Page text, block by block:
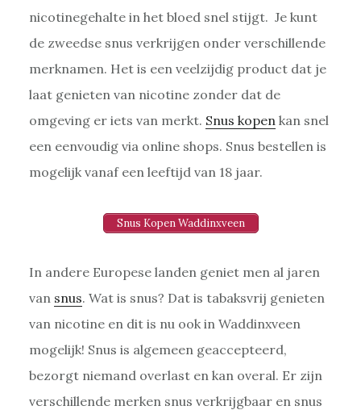
nicotinegehalte in het bloed snel stijgt. Je kunt
de zweedse snus verkrijgen onder verschillende
merknamen. Het is een veelzijdig product dat je
laat genieten van nicotine zonder dat de
omgeving er iets van merkt. Snus kopen kan snel
een eenvoudig via online shops. Snus bestellen is
mogelijk vanaf een leeftijd van 18 jaar.
Snus Kopen Waddinxveen
In andere Europese landen geniet men al jaren
van snus. Wat is snus? Dat is tabaksvrij genieten
van nicotine en dit is nu ook in Waddinxveen
mogelijk! Snus is algemeen geaccepteerd,
bezorgt niemand overlast en kan overal. Er zijn
verschillende merken snus verkrijgbaar en snus